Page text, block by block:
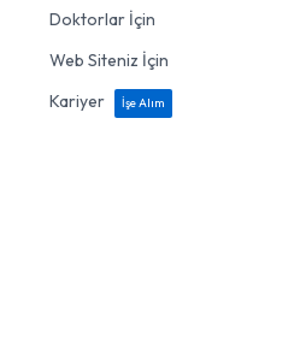
Doktorlar İçin
Web Siteniz İçin
Kariyer
İşe Alım